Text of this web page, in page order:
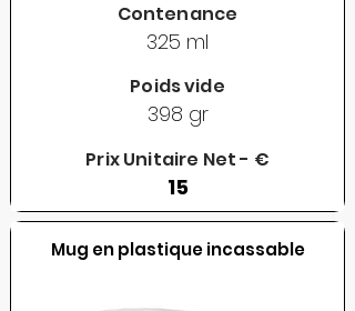
Contenance
325 ml
Poids vide
398 gr
Prix Unitaire Net - €
15
Mug en plastique incassable